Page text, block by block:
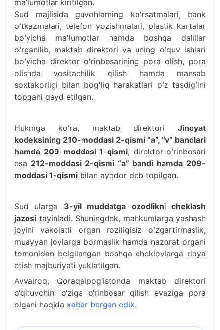
maʼlumotlar kiritilgan.
Sud majlisida guvohlarning koʻrsatmalari, bank
oʻtkazmalari, telefon yozishmalari, plastik kartalar
boʻyicha maʼlumotlar hamda boshqa dalillar
oʻrganilib, maktab direktori va uning oʻquv ishlari
boʻyicha direktor oʻrinbosarining pora olish, pora
olishda vositachilik qilish hamda mansab
soxtakorligi bilan bogʻliq harakatlari oʻz tasdigʻini
topgani qayd etilgan.
Hukmga koʻra, maktab direktori Jinoyat
kodeksining 210-moddasi 2-qismi “a”, “v” bandlari
hamda 209-moddasi 1-qismi, direktor oʻrinbosari
esa 212-moddasi 2-qismi “a” bandi hamda 209-
moddasi 1-qismi bilan aybdor deb topilgan.
Sud ularga 3-yil muddatga ozodlikni cheklash
jazosi tayinladi. Shuningdek, mahkumlarga yashash
joyini vakolatli organ roziligisiz oʻzgartirmaslik,
muayyan joylarga bormaslik hamda nazorat organi
tomonidan belgilangan boshqa cheklovlarga rioya
etish majburiyati yuklatilgan.
Avvalroq, Qoraqalpog‘istonda maktab direktori
o‘qituvchini o‘ziga o‘rinbosar qilish evaziga pora
olgani haqida xabar bergan edik.